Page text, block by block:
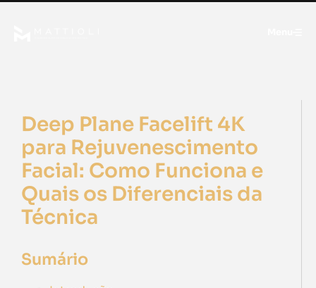
Deep Plane Facelift 4K
para Rejuvenescimento
Facial: Como Funciona e
Quais os Diferenciais da
Técnica
Sumário